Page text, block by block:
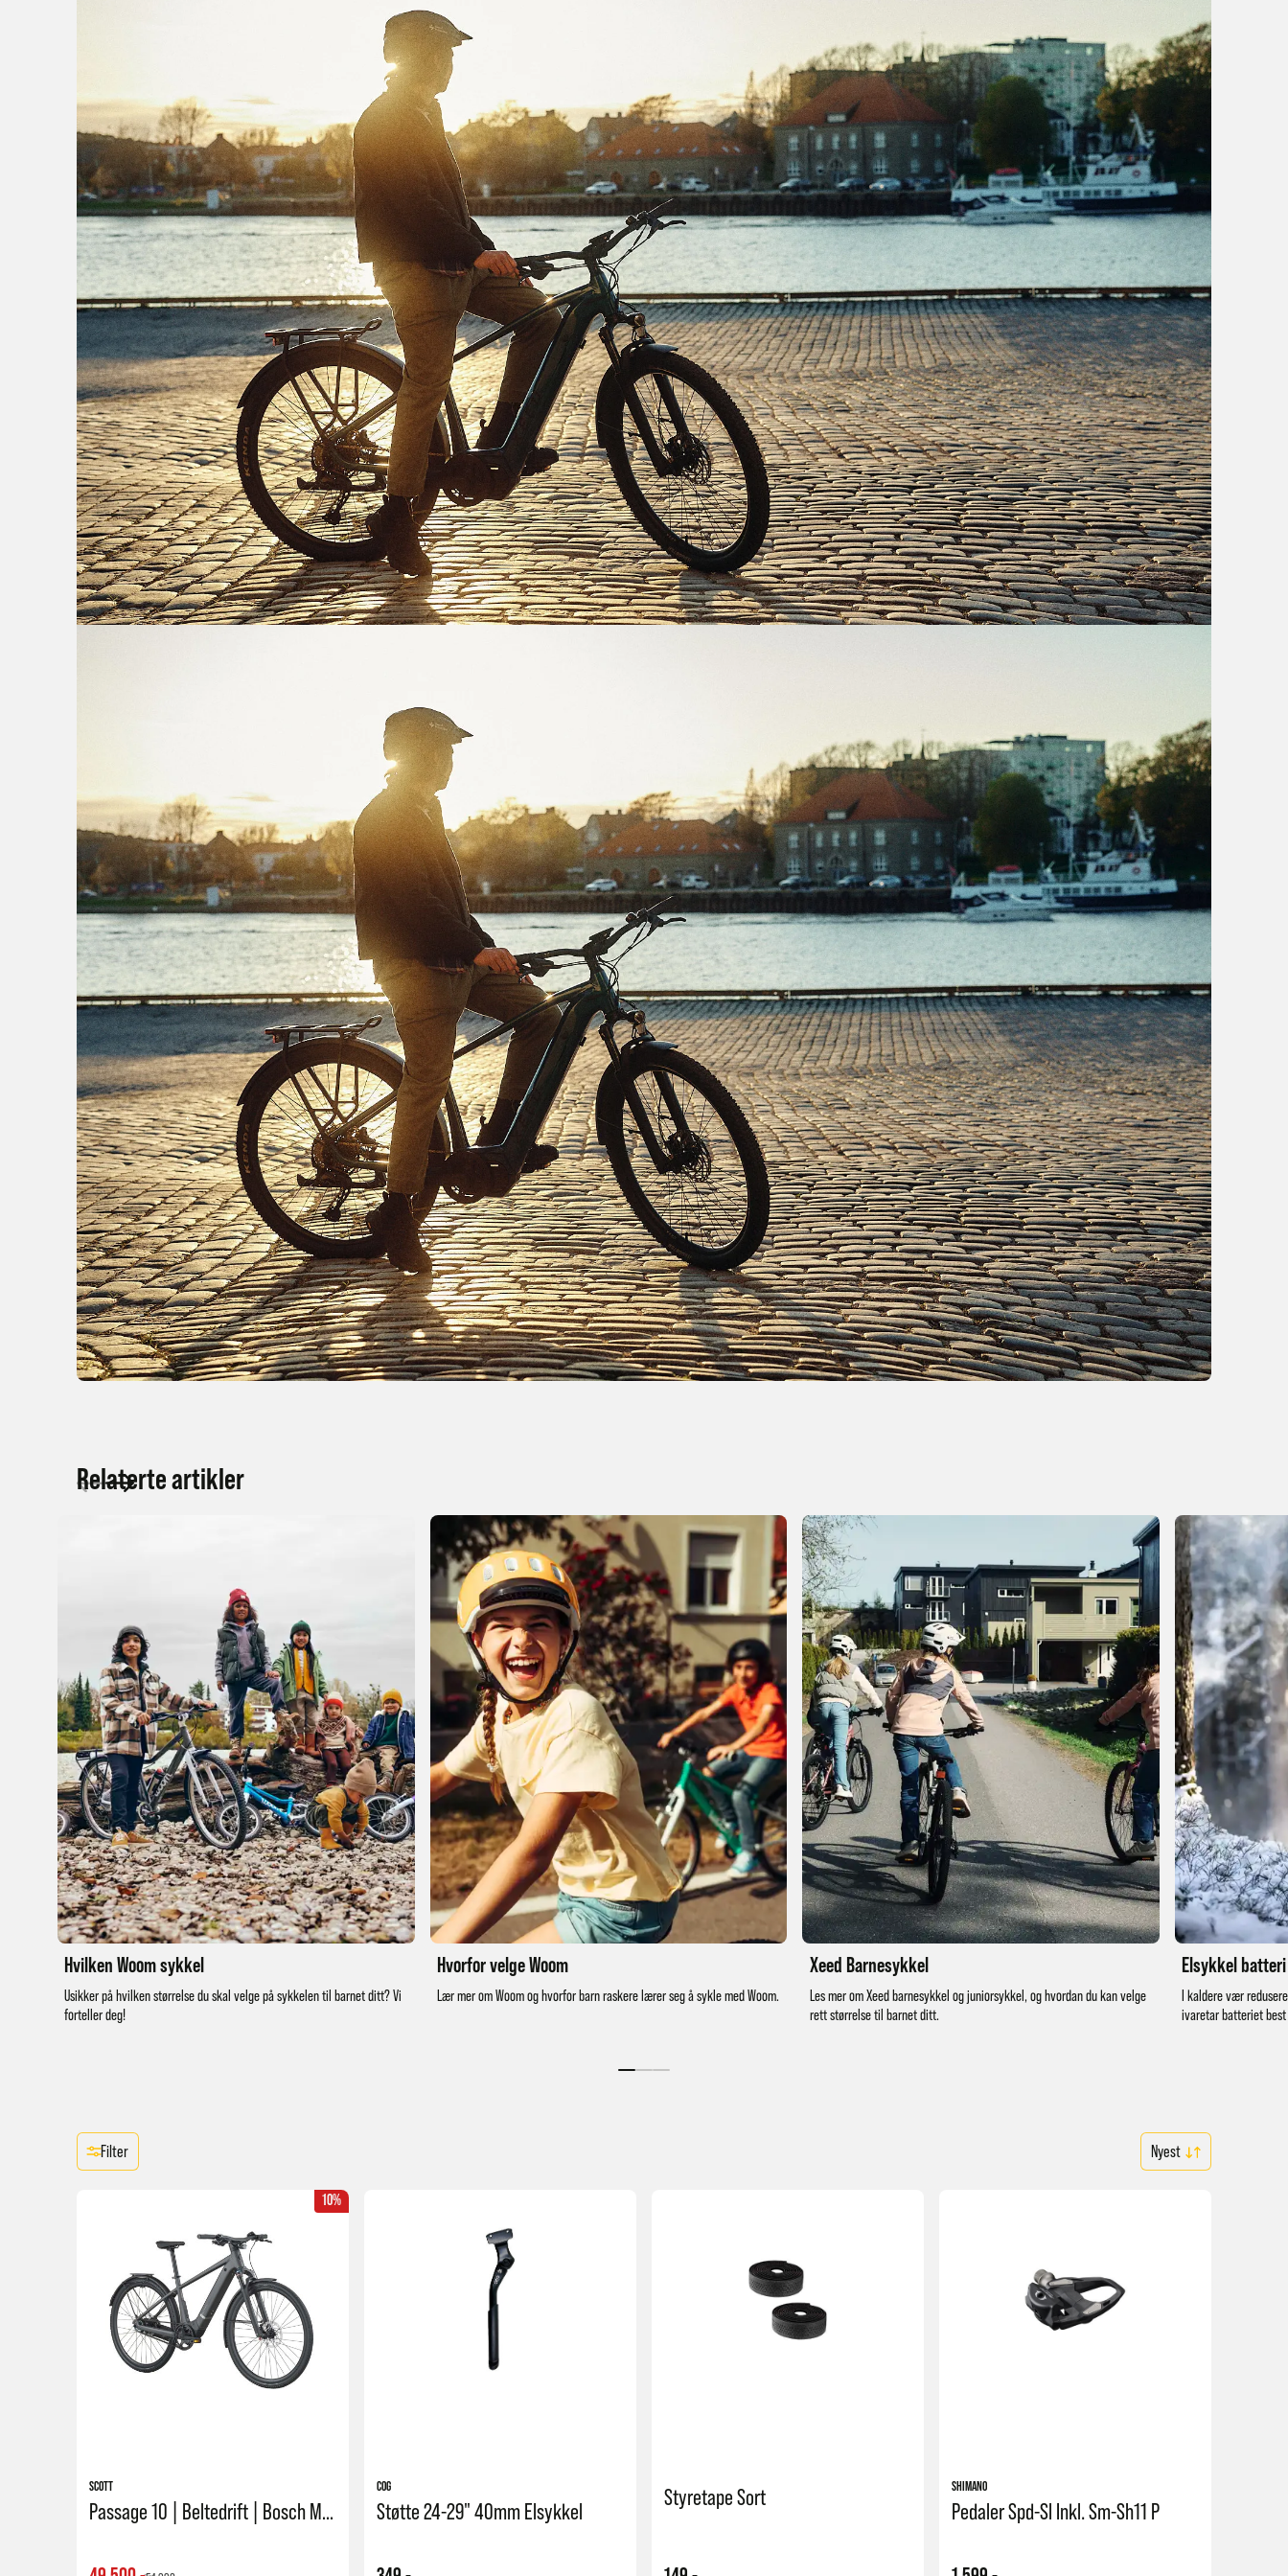
Bor du i Trondheim kommune, Saksvik eller Vikhammer har vi byens smidigste leveranse: du får sykkelen levert på døra!
Ofte innen neste virkedag!Les mer om hjemlevering og andre leveringsmåter
Når vi sender sykkelen med posten kommer den i eske og noe montering må påberegnes. Vi anbefaler at du får hjelp ved
et sykkelverksted til dette. Merk at det vil komme ekstra frakt på leveringen grunnet vekt og størrelse på pakken.
Relaterte artikler
Hvilken Woom sykkel
Usikker på hvilken størrelse du skal velge på sykkelen til barnet ditt? Vi
forteller deg!
Hvorfor velge Woom
Lær mer om Woom og hvorfor barn raskere lærer seg å sykle med Woom.
Xeed Barnesykkel
Les mer om Xeed barnesykkel og juniorsykkel, og hvordan du kan velge
rett størrelse til barnet ditt.
Elsykkel batteri
I kaldere vær
ivaretar batteriet
Filter
10%
SCOTT
Passage 10 | Beltedrift | Bosch Motor |
COG
Støtte 24-29" 40mm Elsykkel
Styretape Sort SHIMANO
Pedaler Spd-Sl Inkl. Sm-Sh11 P